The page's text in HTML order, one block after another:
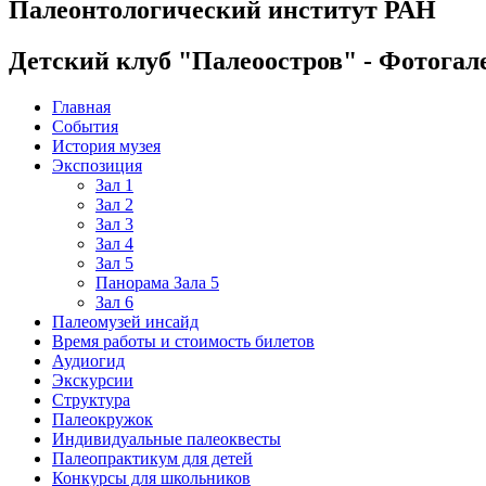
Палеонтологический институт РАН
Детский клуб "Палеоостров" -
Главная
События
История музея
Экспозиция
Зал 1
Зал 2
Зал 3
Зал 4
Зал 5
Панорама Зала 5
Зал 6
Палеомузей инсайд
Время работы и стоимость билетов
Аудиогид
Экскурсии
Структура
Палеокружок
Индивидуальные палеоквесты
Палеопрактикум для детей
Конкурсы для школьников